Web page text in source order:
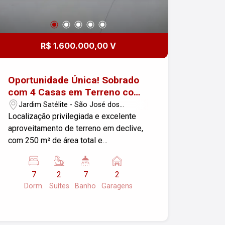
R$ 1.600.000,00 V
Oportunidade Única! Sobrado
com 4 Casas em Terreno com
Declive, Ideal para
Investimento ou Moradia em
Família!
Jardim Satélite - São José dos
Campos/SP
Localização privilegiada e excelente
aproveitamento de terreno em declive,
com 250 m² de área total e
construída. Imóvel versátil, ideal para
investidores que buscam renda com
locações ou famílias que desejam
7
Dorm.
2
Suítes
7
Banho
2
Garagens